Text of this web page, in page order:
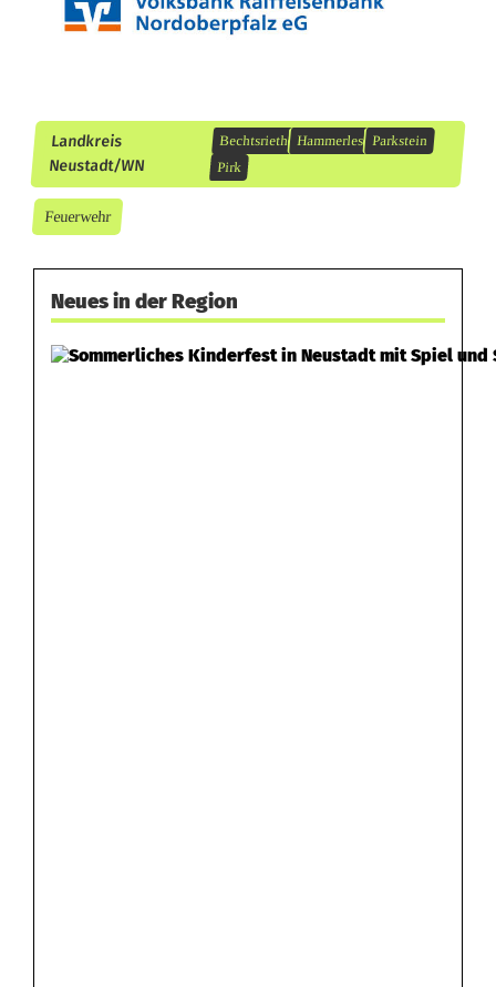
Landkreis
Neustadt/WN
Bechtsrieth Hammerles Parkstein
Pirk
Feuerwehr
Neues in der Region